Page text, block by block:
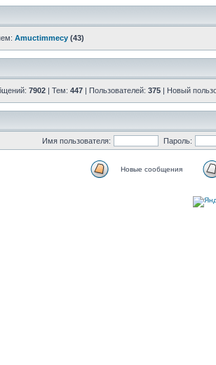
Amuctimmecy (43)
7902 | Тем: 447 | Пользователей: 375 | Новый
Имя пользователя: Пароль:
Новые сообщения